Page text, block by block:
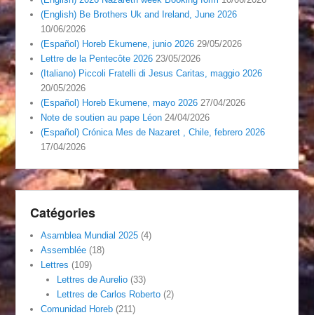
(English) Be Brothers Uk and Ireland, June 2026
10/06/2026
(Español) Horeb Ekumene, junio 2026 29/05/2026
Lettre de la Pentecôte 2026 23/05/2026
(Italiano) Piccoli Fratelli di Jesus Caritas, maggio 2026
20/05/2026
(Español) Horeb Ekumene, mayo 2026 27/04/2026
Note de soutien au pape Léon 24/04/2026
(Español) Crónica Mes de Nazaret , Chile, febrero 2026
17/04/2026
Catégories
Asamblea Mundial 2025 (4)
Assemblée (18)
Lettres (109)
Lettres de Aurelio(33)
Lettres de Carlos Roberto(2)
Comunidad Horeb (211)